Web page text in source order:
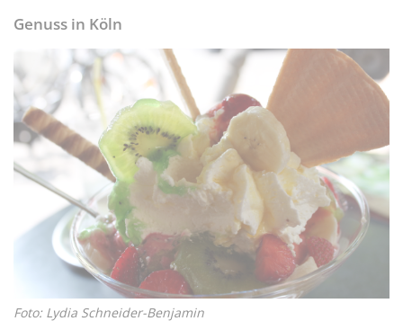
Genuss in Köln
Foto: Lydia Schneider-Benjamin